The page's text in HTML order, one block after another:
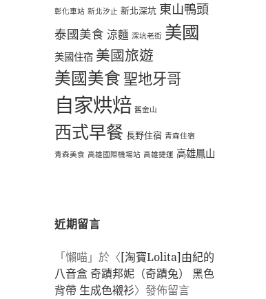
彰化車站 新北汐止 新北深坑 東山鴨頭
泰國美食 涼麵 深坑老街 美國
美國住宿 美國旅遊
美國美食 聖地牙哥
自家烘焙 舊金山
西式早餐 長野住宿 青森住宿
青森美食 高雄國際機場站 高雄捷運 高雄鳳山
近期留言
「懶喵」於〈[淘寶Lolita]由紀的
八音盒 奇蹟邦妮（奇蹟兔） 黑色
背帶 生成色襯衫〉發佈留言